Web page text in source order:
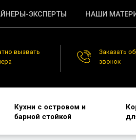
ЭКСПЕРТЫ НАШИ
вызвать
Заказать
звонок
Кухни с островом и
барной стойкой